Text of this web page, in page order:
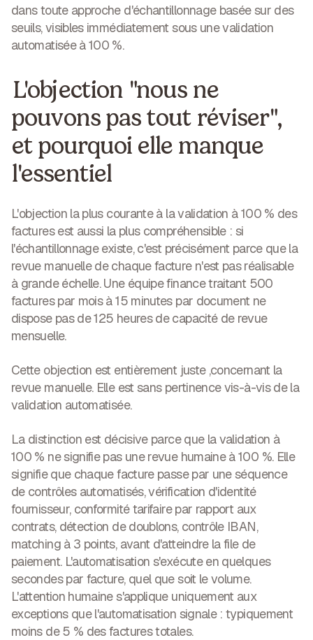
dans toute approche d'échantillonnage basée sur des
seuils, visibles immédiatement sous une validation
automatisée à 100 %.
L'objection "nous ne
pouvons pas tout réviser",
et pourquoi elle manque
l'essentiel
L'objection la plus courante à la validation à 100 % des
factures est aussi la plus compréhensible : si
l'échantillonnage existe, c'est précisément parce que la
revue manuelle de chaque facture n'est pas réalisable
à grande échelle. Une équipe finance traitant 500
factures par mois à 15 minutes par document ne
dispose pas de 125 heures de capacité de revue
mensuelle.
Cette objection est entièrement juste ,concernant la
revue manuelle. Elle est sans pertinence vis-à-vis de la
validation automatisée.
La distinction est décisive parce que la validation à
100 % ne signifie pas une revue humaine à 100 %. Elle
signifie que chaque facture passe par une séquence
de contrôles automatisés, vérification d'identité
fournisseur, conformité tarifaire par rapport aux
contrats, détection de doublons, contrôle IBAN,
matching à 3 points, avant d'atteindre la file de
paiement. L'automatisation s'exécute en quelques
secondes par facture, quel que soit le volume.
L'attention humaine s'applique uniquement aux
exceptions que l'automatisation signale : typiquement
moins de 5 % des factures totales.